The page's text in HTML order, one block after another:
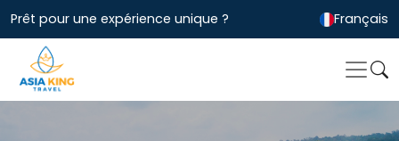
Prêt pour une expérience unique ? Français